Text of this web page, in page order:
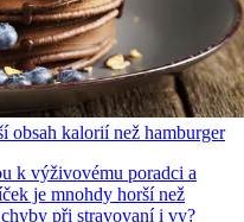
obsah kalorií než hamburger
k výživovému poradci a
je mnohdy horší než
při stravovaní i vy?